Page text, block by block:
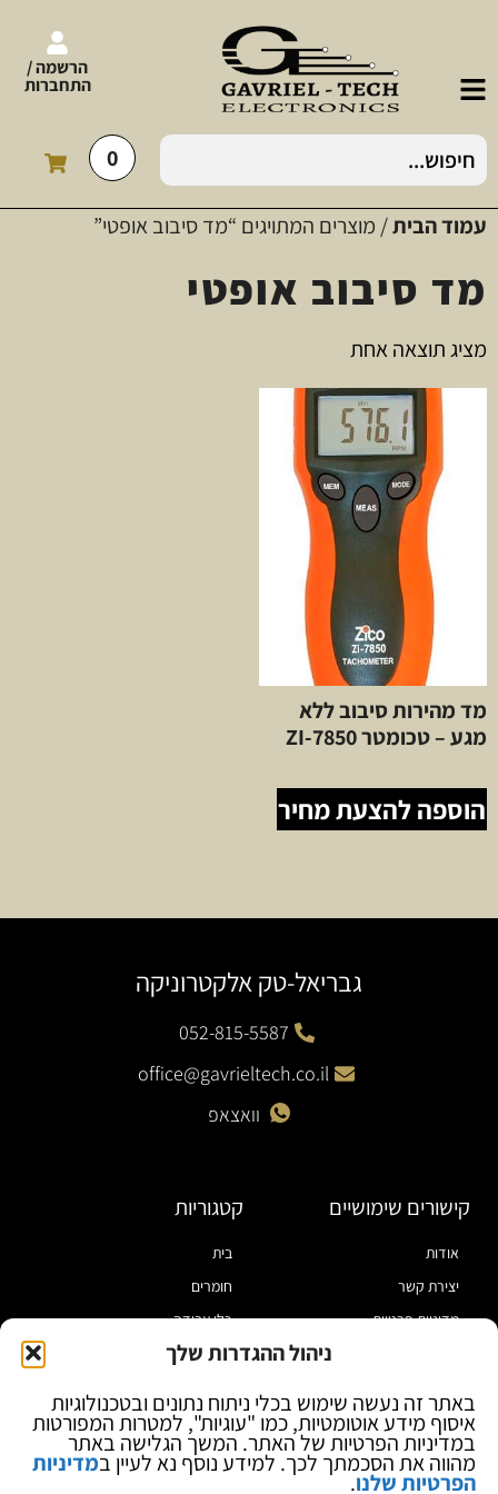
ניהול ההגדרות שלך
באתר זה נעשה שימוש בכלי ניתוח נתונים ובטכנולוגיות
איסוף מידע אוטומטיות, כמו "עוגיות", למטרות המפורטות
במדיניות הפרטיות של האתר. המשך הגלישה באתר
מהווה את הסכמתך לכך. למידע נוסף נא לעיין במדיניות
הפרטיות שלנו.
הרשמה /
התחברות
0
עמוד הבית/ מוצרים המתויגים “מד סיבוב אופטי”
מד סיבוב אופטי
מציג תוצאה אחת
מד מהירות סיבוב ללא
מגע – טכומטר ZI-7850
הוספה להצעת מחיר
גבריאל-טק אלקטרוניקה
052-815-5587
office@gavrieltech.co.il
וואצאפ
קישורים שימושיים
אודות
יצירת קשר
מדיניות פרטיות
בלוג
קטגוריות
בית
חומרים
כלי עבודה
מוצרי הלחמה
ספקי כח ומודדים
ציוד אופטי להגדלה